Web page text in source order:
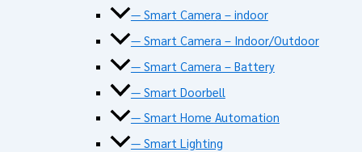
— Smart Camera – indoor
— Smart Camera – Indoor/Outdoor
— Smart Camera – Battery
— Smart Doorbell
— Smart Home Automation
— Smart Lighting